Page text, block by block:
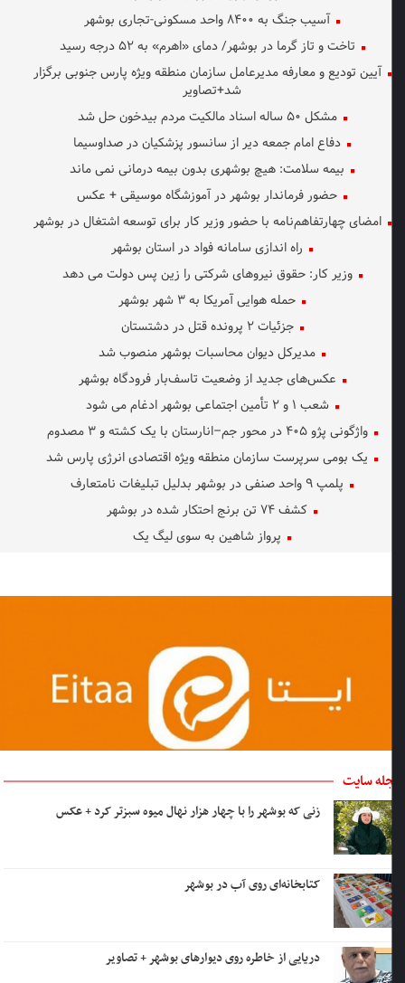
آسیب جنگ به ۸۴۰۰ واحد مسکونی-تجاری بوشهر
تاخت و تاز گرما در بوشهر/ دمای «اهرم» به ۵۲ درجه رسید
آیین تودیع و معارفه مدیرعامل سازمان منطقه ویژه پارس جنوبی برگزار
شد+تصاویر
مشکل ۵۰ ساله اسناد مالکیت مردم بیدخون حل شد
دفاع امام جمعه دیر از سانسور پزشکیان در صداوسیما
بیمه سلامت: هیچ بوشهری بدون بیمه درمانی نمی ماند
حضور فرماندار بوشهر در آموزشگاه موسیقی + عکس
امضای چهارتفاهم‌نامه با حضور وزیر کار برای توسعه اشتغال در بوشهر
راه اندازی سامانه فواد در استان بوشهر
وزیر کار: حقوق نیروهای شرکتی را زین پس دولت می دهد
حمله هوایی آمریکا به ۳ شهر بوشهر
جزئیات ۲ پرونده قتل در دشتستان
مدیرکل دیوان محاسبات بوشهر منصوب شد
عکس‌های جدید از وضعیت تاسف‌بار فرودگاه بوشهر
شعب ۱ و ۲ تأمین اجتماعی بوشهر ادغام می شود
واژگونی پژو ۴۰۵ در محور جم–انارستان با یک کشته و ۳ مصدوم
یک بومی سرپرست سازمان منطقه ویژه اقتصادی انرژی پارس شد
پلمپ ۹ واحد صنفی در بوشهر بدلیل تبلیغات نامتعارف
کشف ۷۴ تن برنج احتکار شده در بوشهر
پرواز شاهین به سوی لیگ یک
سایت
زنی که بوشهر را با چهار هزار نهال میوه سبزتر کرد + عکس
کتابخانه‌ای روی آب در بوشهر
دریایی از خاطره روی دیوارهای بوشهر + تصاویر